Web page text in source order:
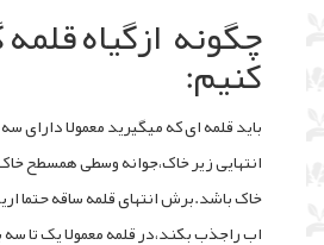
چگونه ازگیاه
کنیم:
باید قلمه ای که میگیرید معمولا دارای
انتهایی زیر خاک،جوانه وسطی همسطح
خاک باشد.برش انتهای قلمه ساقه حتما
اب راجذب بکند،در قلمه معمولا یک تا